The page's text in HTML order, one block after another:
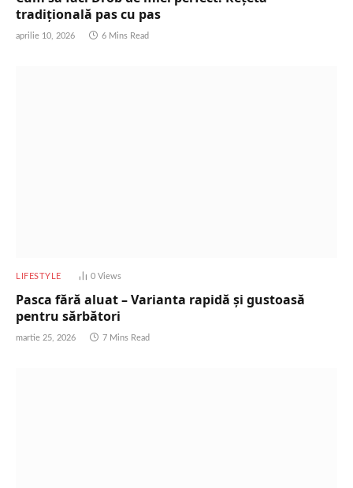
tradițională pas cu pas
aprilie 10, 2026 6 Mins Read
LIFESTYLE 0 Views
Pasca fără aluat – Varianta rapidă și gustoasă
pentru sărbători
martie 25, 2026 7 Mins Read